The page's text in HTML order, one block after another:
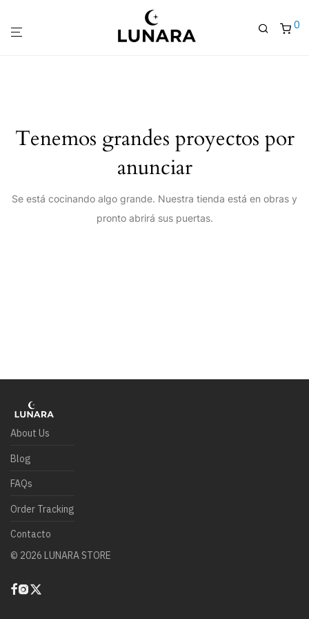
0
Tenemos grandes proyectos por
anunciar
Se está cocinando algo grande. Nuestra tienda está en obras y
pronto abrirá sus puertas.
About Us
Blog
FAQs
Order Tracking
Contacto
© 2026 LUNARA STORE